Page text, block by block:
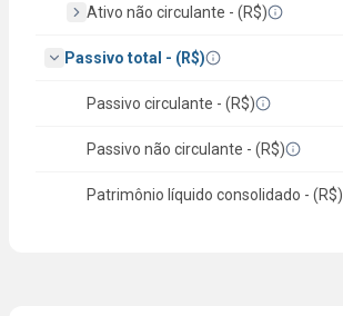
Ativo não circulante - (R$)
Passivo total - (R$)
Passivo circulante - (R$)
Passivo não circulante - (R$)
Patrimônio líquido consolidado - (R$)